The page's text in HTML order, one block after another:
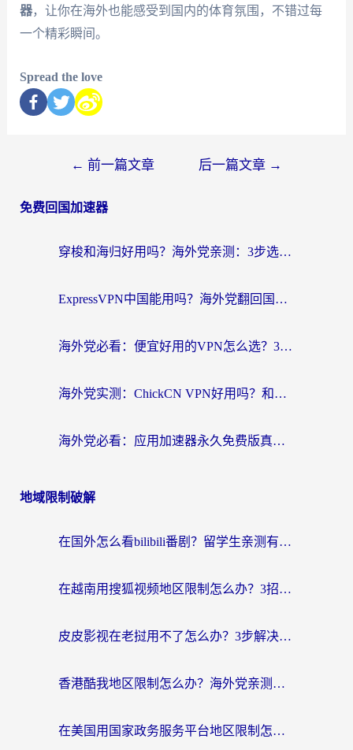
器，让你在海外也能感受到国内的体育氛围，不错过每
一个精彩瞬间。
Spread the love
← 前一篇文章 后一篇文章 →
免费回国加速器
穿梭和海归好用吗？海外党亲测：3步选对回国加速器，无缝刷国内剧玩手游
ExpressVPN中国能用吗？海外党翻回国内的加速器选择指南（附番茄加速器实测）
海外党必看：便宜好用的VPN怎么选？3步解决回国访问难题+Steam改区技巧
海外党实测：ChickCN VPN好用吗？和OurPlay VPN对比哪个回国效果更好？附避坑指南
海外党必看：应用加速器永久免费版真的靠谱吗？教你选对回国加速器无缝刷国内资源
地域限制破解
在国外怎么看bilibili番剧？留学生亲测有效的地域限制突破指南（附酷我酷狗音乐解决方法）
在越南用搜狐视频地区限制怎么办？3招解决海外看国内剧难题（附西瓜视频CCTV观看技巧）
皮皮影视在老挝用不了怎么办？3步解决海外看国内影视&财经的痛点
香港酷我地区限制怎么办？海外党亲测有效的回国加速方案来了
在美国用国家政务服务平台地区限制怎么办？海外华人必备的突破攻略（附追剧看片技巧）